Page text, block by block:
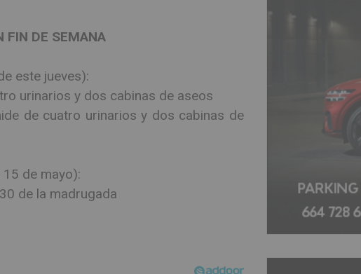
FIN DE SEMANA
este jueves):
urinarios y dos cabinas de aseos
de cuatro urinarios y dos cabinas de
de mayo):
de la madrugada